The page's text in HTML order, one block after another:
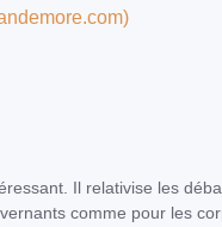
Il relativise les
comme pour les